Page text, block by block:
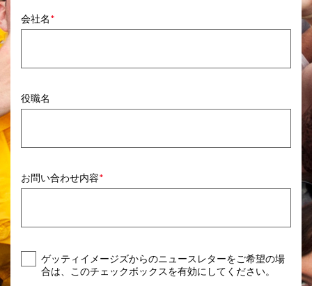
会社名
役職名
お問い合わせ内容
ゲッティイメージズからのニュースレターをご希望の場
合は、このチェックボックスを有効にしてください。